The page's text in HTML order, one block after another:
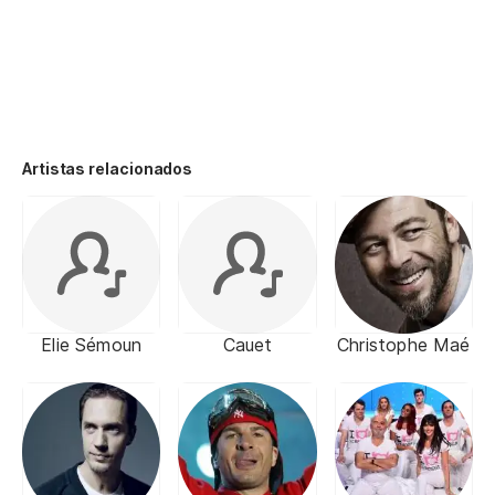
Artistas relacionados
Elie Sémoun Cauet Christophe Maé